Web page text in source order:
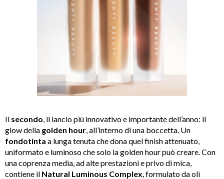
Il secondo , il lancio più innovativo e importante dell’anno: il
glow della golden hour , all’interno di una boccetta. Un
fondotinta a lunga tenuta che dona quel finish attenuato,
uniformato e luminoso che solo la golden hour può creare. Con
una coprenza media, ad alte prestazioni e privo di mica,
contiene il Natural Luminous Complex , formulato da oli